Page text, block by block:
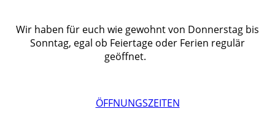
Wir haben für euch wie gewohnt von Donnerstag bis
Sonntag, egal ob Feiertage oder Ferien regulär
geöffnet.
ÖFFNUNGSZEITEN